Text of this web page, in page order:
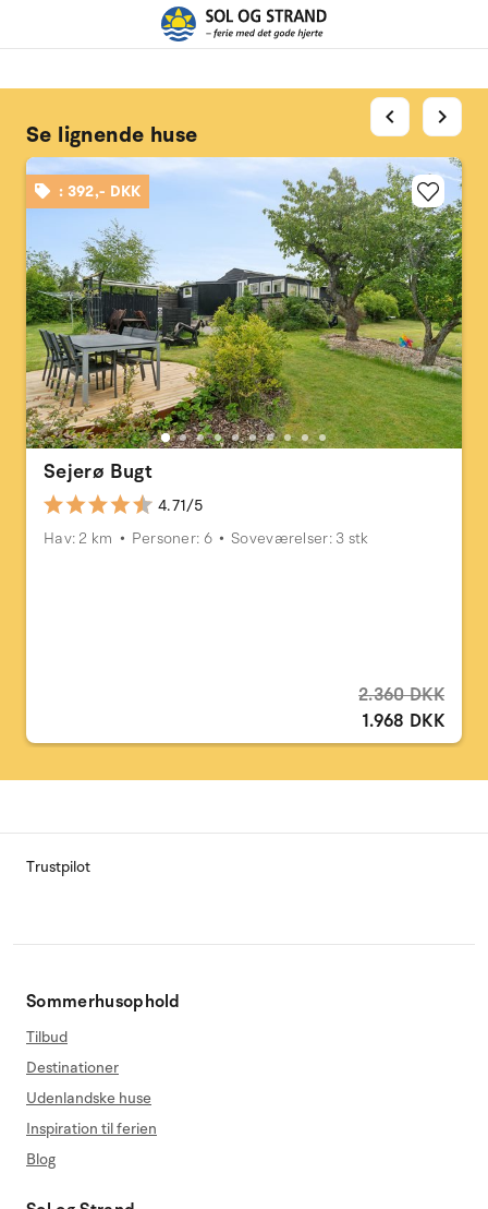
Se lignende huse
: 392,- DKK
Sejerø Bugt
4.71/5
Hav: 2 km
Personer: 6 Soveværelser: 3 stk
2.360 DKK
1.968 DKK
chevron_left chevron_right
Trustpilot
Sommerhusophold
Tilbud
Destinationer
Udenlandske huse
Inspiration til ferien
Blog